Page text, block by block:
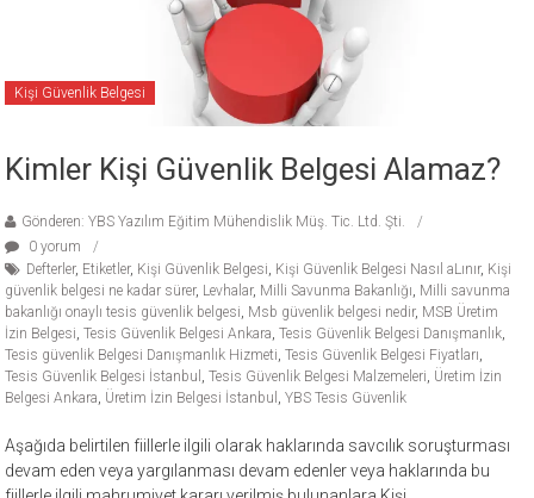
Kişi Güvenlik Belgesi
Kimler Kişi Güvenlik Belgesi Alamaz?
Gönderen: YBS Yazılım Eğitim Mühendislik Müş. Tic. Ltd. Şti.
0 yorum
Defterler, Etiketler, Kişi Güvenlik Belgesi, Kişi Güvenlik Belgesi Nasıl aLınır, Kişi
güvenlik belgesi ne kadar sürer, Levhalar, Milli Savunma Bakanlığı, Milli savunma
bakanlığı onaylı tesis güvenlik belgesi, Msb güvenlik belgesi nedir, MSB Üretim
İzin Belgesi,Tesis Güvenlik Belgesi Ankara,Tesis Güvenlik Belgesi Danışmanlık,
Tesis güvenlik Belgesi Danışmanlık Hizmeti,Tesis Güvenlik Belgesi Fiyatları,
Tesis Güvenlik Belgesi İstanbul ,Tesis Güvenlik Belgesi Malzemeleri, Üretim İzin
Belgesi Ankara, Üretim İzin Belgesi İstanbul ,YBS Tesis Güvenlik
Aşağıda belirtilen fiillerle ilgili olarak haklarında savcılık soruşturması
devam eden veya yargılanması devam edenler veya haklarında bu